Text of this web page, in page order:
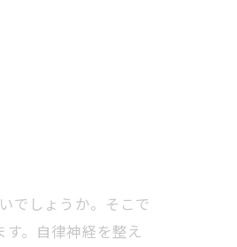
でしょうか。そこで
。自律神経を整え